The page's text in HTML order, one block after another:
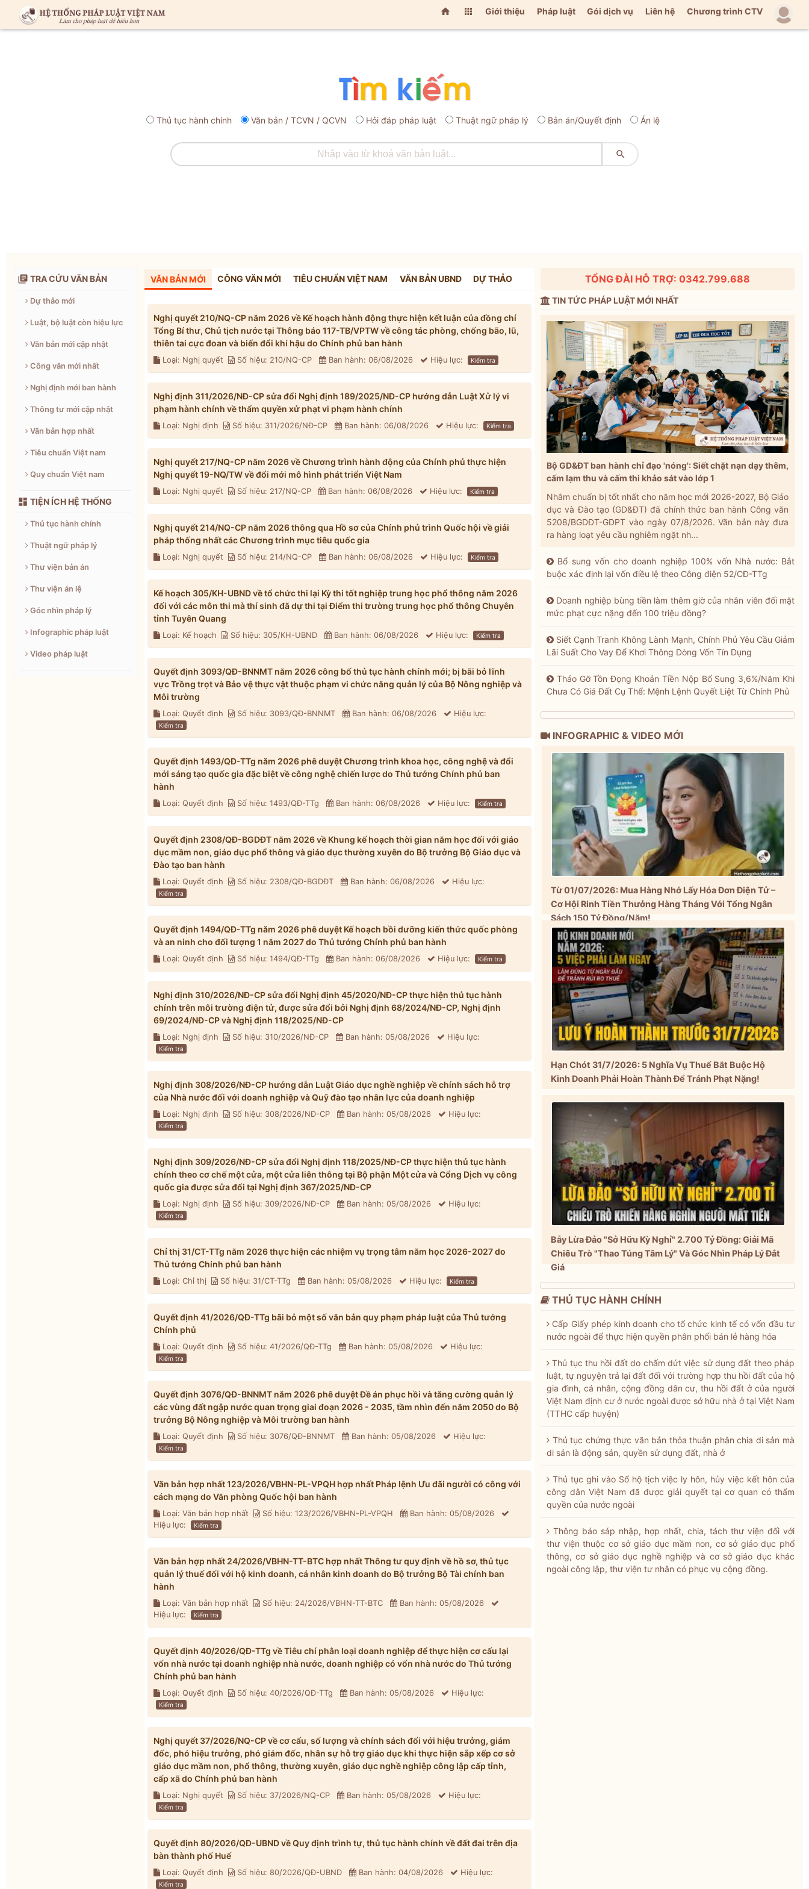
  Giới thiệu Pháp luật Gói dịch vụ Liên hệ Chương trình CTV
Thủ tục hành chính Văn bản / TCVN / QCVN Hỏi đáp pháp luật Thuật ngữ pháp lý Bản án/Quyết định Án lệ

 TRA CỨU VĂN BẢN
Dự thảo mới
Luật, bộ luật còn hiệu lực
Văn bản mới cập nhật
Công văn mới nhất
Nghị định mới ban hành
Thông tư mới cập nhật
Văn bản hợp nhất
Tiêu chuẩn Việt nam
Quy chuẩn Việt nam
 TIỆN ÍCH HỆ THỐNG
Thủ tục hành chính
Thuật ngữ pháp lý
Thư viện bản án
Thư viện án lệ
Góc nhìn pháp lý
Infographic pháp luật
Video pháp luật
VĂN BẢN MỚI CÔNG VĂN MỚI TIÊU CHUẨN VIỆT NAM VĂN BẢN UBND DỰ THẢO
Nghị quyết 210/NQ-CP năm 2026 về Kế hoạch hành động thực hiện kết luận của đồng chí
Tổng Bí thư, Chủ tịch nước tại Thông báo 117-TB/VPTW về công tác phòng, chống bão, lũ,
thiên tai cực đoan và biến đổi khí hậu do Chính phủ ban hành
Loại: Nghị quyết Số hiệu: 210/NQ-CP Ban hành: 06/08/2026 Hiệu lực: Kiểm tra
Nghị định 311/2026/NĐ-CP sửa đổi Nghị định 189/2025/NĐ-CP hướng dẫn Luật Xử lý vi
phạm hành chính về thẩm quyền xử phạt vi phạm hành chính
Loại: Nghị định Số hiệu: 311/2026/NĐ-CP Ban hành: 06/08/2026 Hiệu lực: Kiểm tra
Nghị quyết 217/NQ-CP năm 2026 về Chương trình hành động của Chính phủ thực hiện
Nghị quyết 19-NQ/TW về đổi mới mô hình phát triển Việt Nam
Loại: Nghị quyết Số hiệu: 217/NQ-CP Ban hành: 06/08/2026 Hiệu lực: Kiểm tra
Nghị quyết 214/NQ-CP năm 2026 thông qua Hồ sơ của Chính phủ trình Quốc hội về giải
pháp thống nhất các Chương trình mục tiêu quốc gia
Loại: Nghị quyết Số hiệu: 214/NQ-CP Ban hành: 06/08/2026 Hiệu lực: Kiểm tra
Kế hoạch 305/KH-UBND về tổ chức thi lại Kỳ thi tốt nghiệp trung học phổ thông năm 2026
đối với các môn thi mà thí sinh đã dự thi tại Điểm thi trường trung học phổ thông Chuyên
tỉnh Tuyên Quang
Loại: Kế hoạch Số hiệu: 305/KH-UBND Ban hành: 06/08/2026 Hiệu lực: Kiểm tra
Quyết định 3093/QĐ-BNNMT năm 2026 công bố thủ tục hành chính mới; bị bãi bỏ lĩnh
vực Trồng trọt và Bảo vệ thực vật thuộc phạm vi chức năng quản lý của Bộ Nông nghiệp và
Môi trường
Loại: Quyết định Số hiệu: 3093/QĐ-BNNMT Ban hành: 06/08/2026 Hiệu lực:
Kiểm tra
Quyết định 1493/QĐ-TTg năm 2026 phê duyệt Chương trình khoa học, công nghệ và đổi
mới sáng tạo quốc gia đặc biệt về công nghệ chiến lược do Thủ tướng Chính phủ ban
hành
Loại: Quyết định Số hiệu: 1493/QĐ-TTg Ban hành: 06/08/2026 Hiệu lực: Kiểm tra
Quyết định 2308/QĐ-BGDĐT năm 2026 về Khung kế hoạch thời gian năm học đối với giáo
dục mầm non, giáo dục phổ thông và giáo dục thường xuyên do Bộ trưởng Bộ Giáo dục và
Đào tạo ban hành
Loại: Quyết định Số hiệu: 2308/QĐ-BGDĐT Ban hành: 06/08/2026 Hiệu lực:
Kiểm tra
Quyết định 1494/QĐ-TTg năm 2026 phê duyệt Kế hoạch bồi dưỡng kiến thức quốc phòng
và an ninh cho đối tượng 1 năm 2027 do Thủ tướng Chính phủ ban hành
Loại: Quyết định Số hiệu: 1494/QĐ-TTg Ban hành: 06/08/2026 Hiệu lực: Kiểm tra
Nghị định 310/2026/NĐ-CP sửa đổi Nghị định 45/2020/NĐ-CP thực hiện thủ tục hành
chính trên môi trường điện tử, được sửa đổi bởi Nghị định 68/2024/NĐ-CP, Nghị định
69/2024/NĐ-CP và Nghị định 118/2025/NĐ-CP
Loại: Nghị định Số hiệu: 310/2026/NĐ-CP Ban hành: 05/08/2026 Hiệu lực:
Kiểm tra
Nghị định 308/2026/NĐ-CP hướng dẫn Luật Giáo dục nghề nghiệp về chính sách hỗ trợ
của Nhà nước đối với doanh nghiệp và Quỹ đào tạo nhân lực của doanh nghiệp
Loại: Nghị định Số hiệu: 308/2026/NĐ-CP Ban hành: 05/08/2026 Hiệu lực:
Kiểm tra
Nghị định 309/2026/NĐ-CP sửa đổi Nghị định 118/2025/NĐ-CP thực hiện thủ tục hành
chính theo cơ chế một cửa, một cửa liên thông tại Bộ phận Một cửa và Cổng Dịch vụ công
quốc gia được sửa đổi tại Nghị định 367/2025/NĐ-CP
Loại: Nghị định Số hiệu: 309/2026/NĐ-CP Ban hành: 05/08/2026 Hiệu lực:
Kiểm tra
Chỉ thị 31/CT-TTg năm 2026 thực hiện các nhiệm vụ trọng tâm năm học 2026-2027 do
Thủ tướng Chính phủ ban hành
Loại: Chỉ thị Số hiệu: 31/CT-TTg Ban hành: 05/08/2026 Hiệu lực: Kiểm tra
Quyết định 41/2026/QĐ-TTg bãi bỏ một số văn bản quy phạm pháp luật của Thủ tướng
Chính phủ
Loại: Quyết định Số hiệu: 41/2026/QĐ-TTg Ban hành: 05/08/2026 Hiệu lực:
Kiểm tra
Quyết định 3076/QĐ-BNNMT năm 2026 phê duyệt Đề án phục hồi và tăng cường quản lý
các vùng đất ngập nước quan trọng giai đoạn 2026 - 2035, tầm nhìn đến năm 2050 do Bộ
trưởng Bộ Nông nghiệp và Môi trường ban hành
Loại: Quyết định Số hiệu: 3076/QĐ-BNNMT Ban hành: 05/08/2026 Hiệu lực:
Kiểm tra
Văn bản hợp nhất 123/2026/VBHN-PL-VPQH hợp nhất Pháp lệnh Ưu đãi người có công với
cách mạng do Văn phòng Quốc hội ban hành
Loại: Văn bản hợp nhất Số hiệu: 123/2026/VBHN-PL-VPQH
Ban hành: 05/08/2026
Hiệu lực:
Kiểm tra
Văn bản hợp nhất 24/2026/VBHN-TT-BTC hợp nhất Thông tư quy định về hồ sơ, thủ tục
quản lý thuế đối với hộ kinh doanh, cá nhân kinh doanh do Bộ trưởng Bộ Tài chính ban
hành
Loại: Văn bản hợp nhất Số hiệu: 24/2026/VBHN-TT-BTC
Ban hành: 05/08/2026
Hiệu lực:
Kiểm tra
Quyết định 40/2026/QĐ-TTg về Tiêu chí phân loại doanh nghiệp để thực hiện cơ cấu lại
vốn nhà nước tại doanh nghiệp nhà nước, doanh nghiệp có vốn nhà nước do Thủ tướng
Chính phủ ban hành
Loại: Quyết định Số hiệu: 40/2026/QĐ-TTg Ban hành: 05/08/2026 Hiệu lực:
Kiểm tra
Nghị quyết 37/2026/NQ-CP về cơ cấu, số lượng và chính sách đối với hiệu trưởng, giám
đốc, phó hiệu trưởng, phó giám đốc, nhân sự hỗ trợ giáo dục khi thực hiện sắp xếp cơ sở
giáo dục mầm non, phổ thông, thường xuyên, giáo dục nghề nghiệp công lập cấp tỉnh,
cấp xã do Chính phủ ban hành
Loại: Nghị quyết Số hiệu: 37/2026/NQ-CP Ban hành: 05/08/2026 Hiệu lực:
Kiểm tra
Quyết định 80/2026/QĐ-UBND về Quy định trình tự, thủ tục hành chính về đất đai trên địa
bàn thành phố Huế
Loại: Quyết định Số hiệu: 80/2026/QĐ-UBND Ban hành: 04/08/2026 Hiệu lực:
Kiểm tra
TỔNG ĐÀI HỖ TRỢ: 0342.799.688
TIN TỨC PHÁP LUẬT MỚI NHẤT
Bộ GD&ĐT ban hành chỉ đạo 'nóng': Siết chặt nạn dạy thêm,
cấm lạm thu và cấm thi khảo sát vào lớp 1
Nhằm chuẩn bị tốt nhất cho năm học mới 2026-2027, Bộ Giáo
dục và Đào tạo (GD&ĐT) đã chính thức ban hành Công văn
5208/BGDĐT-GDPT vào ngày 07/8/2026. Văn bản này đưa
ra hàng loạt yêu cầu nghiêm ngặt nh...
Bổ sung vốn cho doanh nghiệp 100% vốn Nhà nước: Bắt
buộc xác định lại vốn điều lệ theo Công điện 52/CĐ-TTg
Doanh nghiệp bùng tiền làm thêm giờ của nhân viên đối mặt
mức phạt cực nặng đến 100 triệu đồng?
Siết Cạnh Tranh Không Lành Mạnh, Chính Phủ Yêu Cầu Giảm
Lãi Suất Cho Vay Để Khơi Thông Dòng Vốn Tín Dụng
Tháo Gỡ Tồn Đọng Khoản Tiền Nộp Bổ Sung 3,6%/Năm Khi
Chưa Có Giá Đất Cụ Thể: Mệnh Lệnh Quyết Liệt Từ Chính Phủ
INFOGRAPHIC & VIDEO MỚI
Từ 01/07/2026: Mua Hàng Nhớ Lấy Hóa Đơn Điện Tử –
Cơ Hội Rinh Tiền Thưởng Hàng Tháng Với Tổng Ngân
Sách 150 Tỷ Đồng/Năm!
Hạn Chót 31/7/2026: 5 Nghĩa Vụ Thuế Bắt Buộc Hộ
Kinh Doanh Phải Hoàn Thành Để Tránh Phạt Nặng!
Bẫy Lừa Đảo "Sở Hữu Kỳ Nghỉ" 2.700 Tỷ Đồng: Giải Mã
Chiêu Trò "Thao Túng Tâm Lý" Và Góc Nhìn Pháp Lý Đắt
Giá
THỦ TỤC HÀNH CHÍNH
Cấp Giấy phép kinh doanh cho tổ chức kinh tế có vốn đầu tư
nước ngoài để thực hiện quyền phân phối bán lẻ hàng hóa
Thủ tục thu hồi đất do chấm dứt việc sử dụng đất theo pháp
luật, tự nguyện trả lại đất đối với trường hợp thu hồi đất của hộ
gia đình, cá nhân, cộng đồng dân cư, thu hồi đất ở của người
Việt Nam định cư ở nước ngoài được sở hữu nhà ở tại Việt Nam
(TTHC cấp huyện)
Thủ tục chứng thực văn bản thỏa thuận phân chia di sản mà
di sản là động sản, quyền sử dụng đất, nhà ở
Thủ tục ghi vào Sổ hộ tịch việc ly hôn, hủy việc kết hôn của
công dân Việt Nam đã được giải quyết tại cơ quan có thẩm
quyền của nước ngoài
Thông báo sáp nhập, hợp nhất, chia, tách thư viện đối với
thư viện thuộc cơ sở giáo dục mầm non, cơ sở giáo dục phổ
thông, cơ sở giáo dục nghề nghiệp và cơ sở giáo dục khác
ngoài công lập, thư viện tư nhân có phục vụ cộng đồng.